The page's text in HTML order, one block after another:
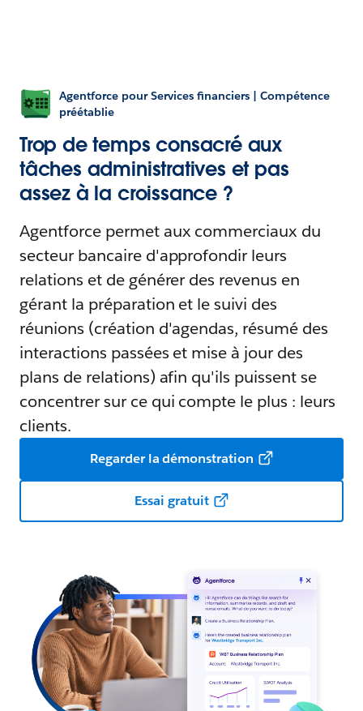
Agentforce pour Services financiers | Compétence
préétablie
Trop de temps consacré aux
tâches administratives et pas
assez à la croissance ?
Agentforce permet aux commerciaux du
secteur bancaire d'approfondir leurs
relations et de générer des revenus en
gérant la préparation et le suivi des
réunions (création d'agendas, résumé des
interactions passées et mise à jour des
plans de relations) afin qu'ils puissent se
concentrer sur ce qui compte le plus : leurs
clients.
Regarder la démonstration
Essai gratuit